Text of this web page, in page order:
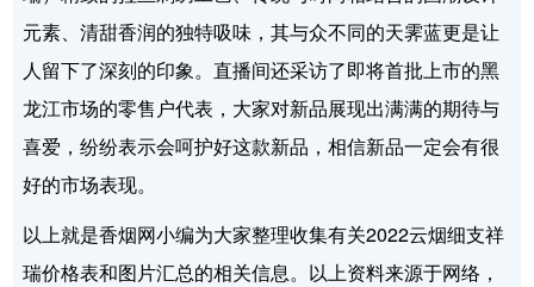
元素、清甜香润的独特吸味，其与众不同的天霁蓝更是让
人留下了深刻的印象。直播间还采访了即将首批上市的黑
龙江市场的零售户代表，大家对新品展现出满满的期待与
喜爱，纷纷表示会呵护好这款新品，相信新品一定会有很
好的市场表现。
以上就是香烟网小编为大家整理收集有关2022云烟细支祥
瑞价格表和图片汇总的相关信息。以上资料来源于网络，